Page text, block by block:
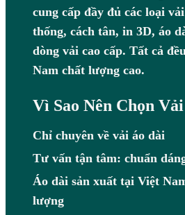
cung cấp đầy đủ các loại
thống, cách tân, in 3D, áo
dòng vải cao cấp. Tất cả
Nam chất lượng cao.
Vì Sao Nên Chọn
Chỉ chuyên về vải áo dài
Tư vấn tận tâm: chuẩn
Áo dài sản xuất tại Việt
lượng